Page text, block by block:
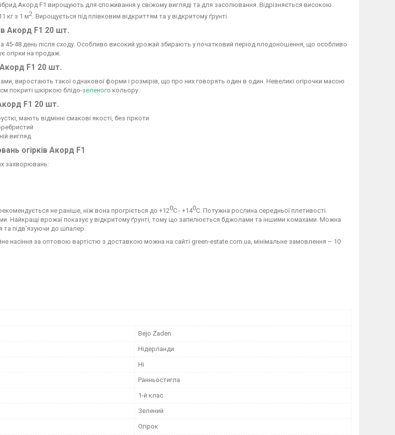
Акорд F1 вирощують для споживання у свіжому вигляді та для засолювання. Відрізняється високою
кг з 1 м2. Вирощується під плівковим відкриттям та у відкритому ґрунті.
Акорд F1 20 шт.
45-48 день після сходу. Особливо високий урожай збирають у початковий період плодоношення, що особливо
огірки на продаж.
Акорд F1 20 шт.
виростають такої однакової форми і розмірів, що про них говорять один в один. Невеликі огірочки масою
покриті шкіркою блідо-зеленого кольору.
F1 20 шт.
мають відмінні смакові якості, без гіркоти
вигляд
огірків Акорд F1
захворювань:
не раніше, ніж вона прогріється до +120С - +140С. Потужна рослина середньої плетивості.
Найкращі врожаї показує у відкритому ґрунті, тому що запилюється бджолами та іншими комахами. Можна
та підв'язуючи до шпалер.
насіння за оптовою вартістю з доставкою можна на сайті green-estate.com.ua, мінімальне замовлення – 10
Bejo Zaden
Нідерланди
Ні
Ранньостигла
1-й клас
Зелений
Огірок